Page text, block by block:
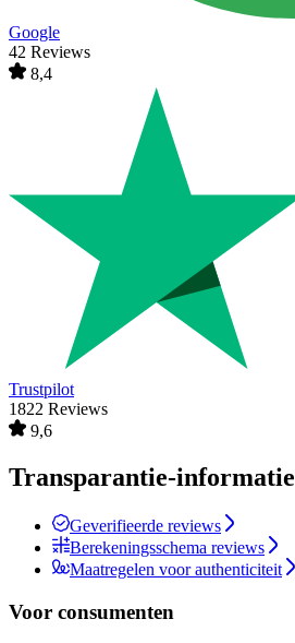
Google
42 Reviews
8,4
Trustpilot
1822 Reviews
9,6
Transparantie-informatie
Geverifieerde reviews
Berekeningsschema reviews
Maatregelen voor authenticiteit
Voor consumenten